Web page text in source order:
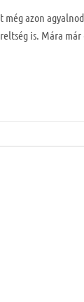
azon
is. Mára